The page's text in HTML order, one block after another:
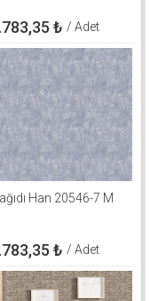
₺ / Adet
Han 20546-7 M
₺ / Adet